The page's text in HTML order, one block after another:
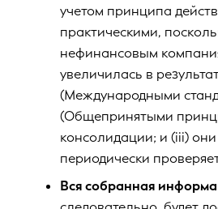
учетом принципа
практическими,
нефинансовым
увеличилась в
(Международными
(Общепринятыми
консолидации; и (iii)
периодически
Вся собранная